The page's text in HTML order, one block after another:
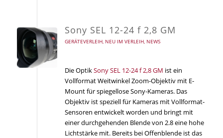
Sony SEL 12-24 f 2,8 GM
GERÄTEVERLEIH, NEU IM VERLEIH, NEWS
Die OptikSony SEL 12-24 f 2,8 GM ist ein
Vollformat Weitwinkel Zoom-Objektiv mit E-
Mount für spiegellose Sony-Kameras. Das
Objektiv ist speziell für Kameras mit Vollformat-
Sensoren entwickelt worden und bringt mit
einer durchgehenden Blende von 2.8 eine hohe
Lichtstärke mit. Bereits bei Offenblende ist das